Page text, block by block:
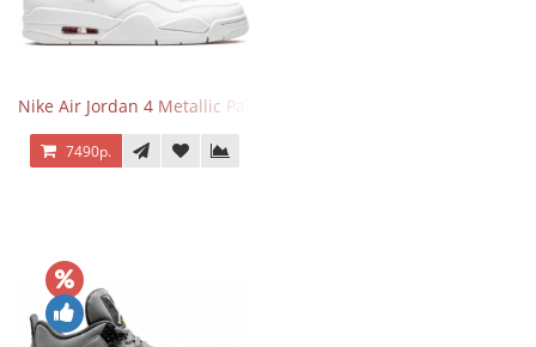
Nike Air Jordan 4 Metallic Pack University Red
7490р.